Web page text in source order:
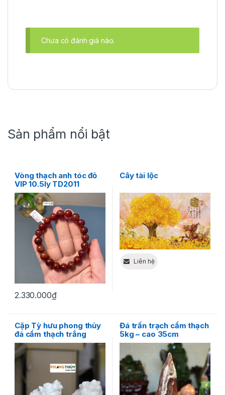
Chưa có đánh giá nào.
Sản phẩm nổi bật
Vòng thạch anh tóc đỏ
VIP 10.5ly TD2011
2.330.000₫
Cây tài lộc
Liên hệ
Cặp Tỳ hưu phong thủy
đá cẩm thạch trắng
16cm
Đá trấn trạch cẩm thạch
5kg – cao 35cm